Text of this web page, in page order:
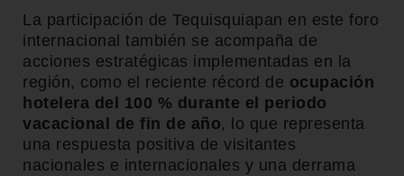
La participación de Tequisquiapan en este foro
internacional también se acompaña de
acciones estratégicas implementadas en la
región, como el reciente récord de ocupación
hotelera del 100 % durante el periodo
vacacional de fin de año, lo que representa
una respuesta positiva de visitantes
nacionales e internacionales y una derrama